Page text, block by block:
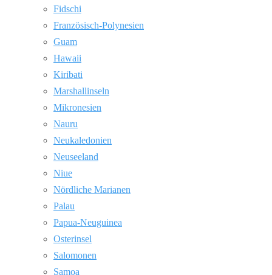
Fidschi
Französisch-Polynesien
Guam
Hawaii
Kiribati
Marshallinseln
Mikronesien
Nauru
Neukaledonien
Neuseeland
Niue
Nördliche Marianen
Palau
Papua-Neuguinea
Osterinsel
Salomonen
Samoa